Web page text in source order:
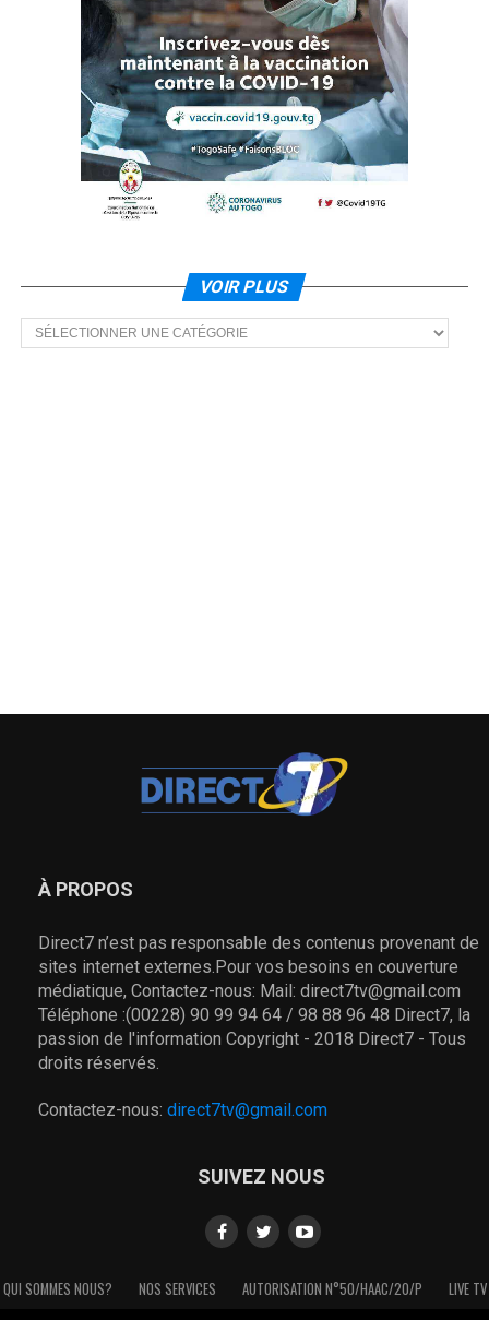
VOIR PLUS
Voir
plus
À PROPOS
Direct7 n’est pas responsable des contenus provenant de
sites internet externes.Pour vos besoins en couverture
médiatique, Contactez-nous: Mail: direct7tv@gmail.com
Téléphone :(00228) 90 99 94 64 / 98 88 96 48 Direct7, la
passion de l'information Copyright - 2018 Direct7 - Tous
droits réservés.
Contactez-nous: direct7tv@gmail.com
SUIVEZ NOUS
QUI SOMMES NOUS? NOS SERVICES AUTORISATION N°50/HAAC/20/P LIVE TV